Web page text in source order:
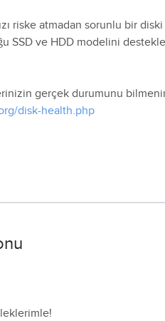
riske atmadan sorunlu bir
SSD ve HDD modelini
gerçek durumunu
disk-health.php